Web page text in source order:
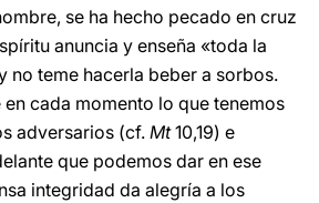
se ha hecho pecado en cruz
anuncia y enseña «toda la
y no teme hacerla beber a sorbos.
cada momento lo que tenemos
adversarios (cf. Mt10,19) e
que podemos dar en ese
integridad da alegría a los